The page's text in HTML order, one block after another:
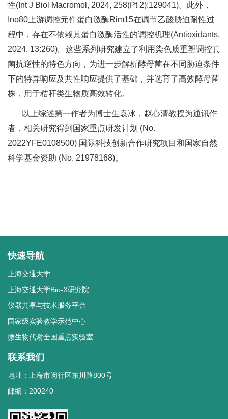
性(Int J Biol Macromol, 2024, 258(Pt 2):129041)。此外，
Ino80上游调控元件蛋白激酶Rim15在调节乙酸胁迫耐性过
程中，存在不依赖其蛋白激酶活性的调控机理(Antioxidants,
2024, 13:260)。这些系列研究建立了利用染色质重塑调控真
菌抗逆性的特色方向，为进一步解析酵母菌在不同胁迫条件
下的特异响应及共性响应提供了基础，并选育了高效酵母菌
株，用于秸秆类生物质高效转化。
以上综述第一作者为博士生袁冰，赵心清教授为通讯作
者，相关研究得到国家重点研发计划 (No.
2022YFE0108500) 国际科技创新合作研究项目和国家自然
科学基金资助 (No. 21978168)。
快速导航
上海交通大学
上海交通大学Bio-X研究院
仪器共享与技术服务平台
国家级实验教学示范中心
微生物代谢全国重点实验室
联系我们
地址：上海市闵行区东川路800号
邮编：200240